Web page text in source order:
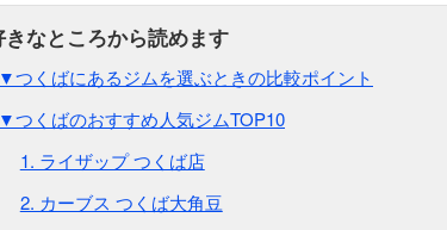
▼つくばにあるジムを選ぶときの比較ポイント
▼つくばのおすすめ人気ジムTOP10
1. ライザップ つくば店
2. カーブス つくば大角豆